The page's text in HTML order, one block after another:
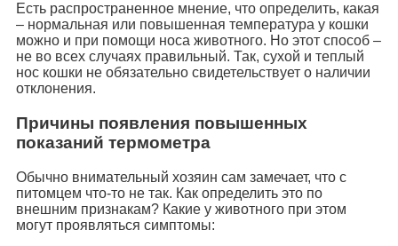
Есть распространенное мнение, что определить, какая
‒ нормальная или повышенная температура у кошки
можно и при помощи носа животного. Но этот способ ‒
не во всех случаях правильный. Так, сухой и теплый
нос кошки не обязательно свидетельствует о наличии
отклонения.
Причины появления повышенных
показаний термометра
Обычно внимательный хозяин сам замечает, что с
питомцем что-то не так. Как определить это по
внешним признакам? Какие у животного при этом
могут проявляться симптомы: